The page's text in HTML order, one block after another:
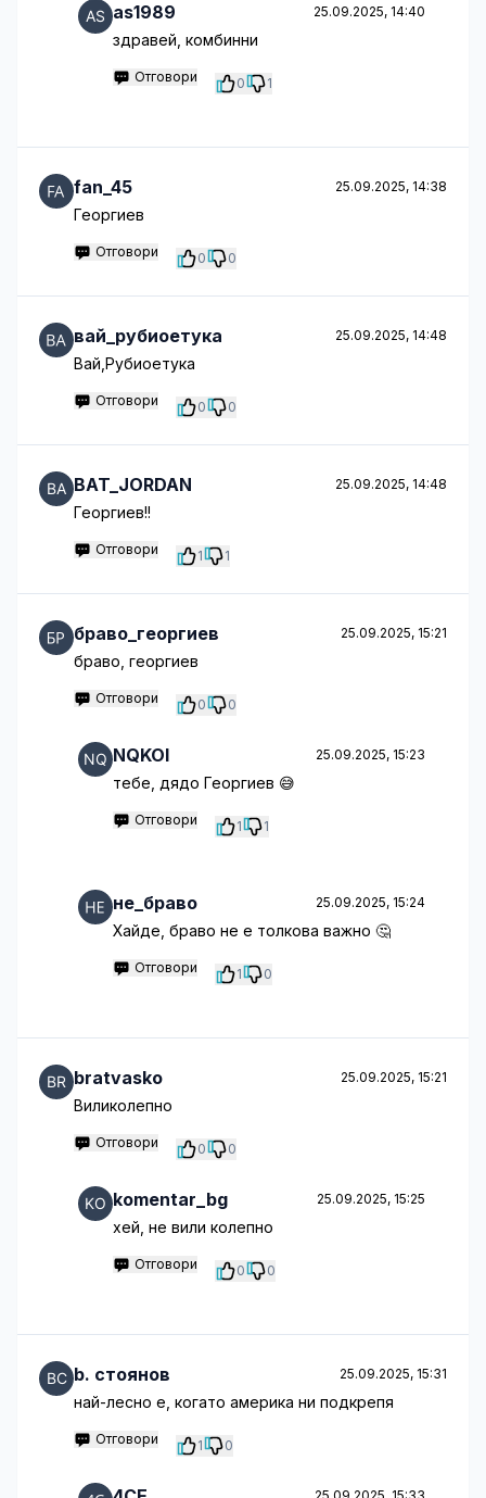
as1989 25.09.2025, 14:40
здравей, комбинни
Отговори 0 1
fan_45 25.09.2025, 14:38
Георгиев
Отговори 0 0
вай_рубиоетука 25.09.2025, 14:48
Вай,Рубиоетука
Отговори 0 0
BAT_JORDAN 25.09.2025, 14:48
Георгиев!!
Отговори 1 1
браво_георгиев 25.09.2025, 15:21
браво, георгиев
Отговори 0 0
NQKOI 25.09.2025, 15:23
тебе, дядо Георгиев 😅
Отговори 1 1
не_браво 25.09.2025, 15:24
Хайде, браво не е толкова важно 🤔
Отговори 1 0
bratvasko 25.09.2025, 15:21
Виликолепно
Отговори 0 0
komentar_bg 25.09.2025, 15:25
хей, не вили колепно
Отговори 0 0
b. стоянов 25.09.2025, 15:31
най-лесно е, когато америка ни подкрепя
Отговори 1 0